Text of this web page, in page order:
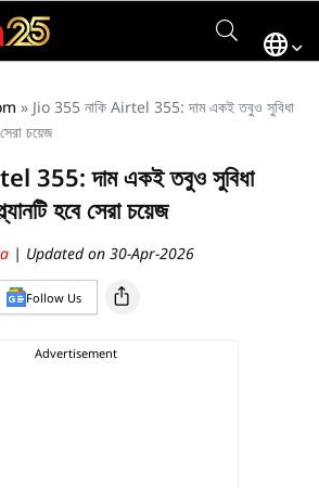
» Jio 355 নাকি Airtel 355: দাম একই তবুও সুবিধা
চয়েজ
355: দাম একই তবুও সুবিধা
হবে সেরা চয়েজ
| Updated on 30-Apr-2026
Follow Us